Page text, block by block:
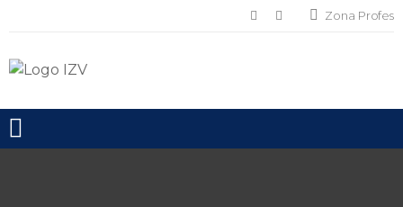
Zona Profes
Toggle mobile menu